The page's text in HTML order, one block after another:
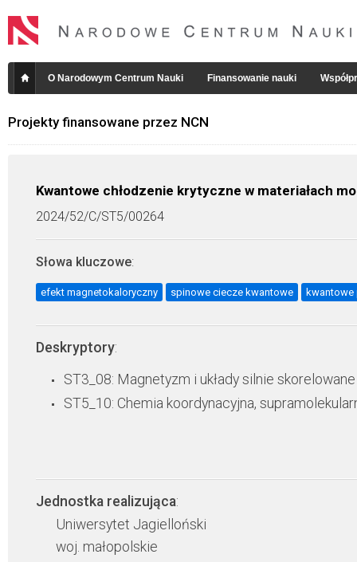
O Narodowym Centrum Nauki Finansowanie nauki
Projekty finansowane przez NCN
Kwantowe chłodzenie krytyczne w materiałach
2024/52/C/ST5/00264
Słowa kluczowe:
efekt magnetokaloryczny spinowe ciecze kwantowe
Deskryptory:
ST3_08: Magnetyzm i układy silnie skorelowane
ST5_10: Chemia koordynacyjna,
Jednostka realizująca:
Uniwersytet Jagielloński
woj. małopolskie